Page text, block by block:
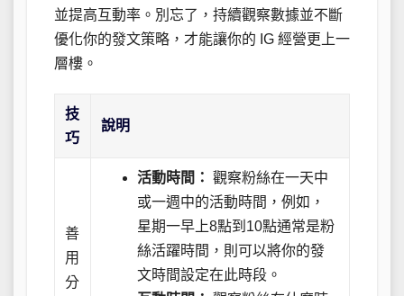
並提高互動率。別忘了，持續觀察數據並不斷
優化你的發文策略，才能讓你的 IG 經營更上一
層樓。
技
巧
說明
善
用
分
活動時間： 觀察粉絲在一天中
或一週中的活動時間，例如，
星期一早上8點到10點通常是粉
絲活躍時間，則可以將你的發
文時間設定在此時段。